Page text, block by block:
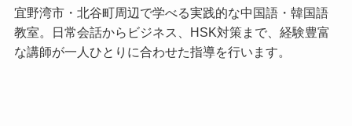
宜野湾市・北谷町周辺で学べる実践的な中国語・韓国語
教室。日常会話からビジネス、HSK対策まで、経験豊富
な講師が一人ひとりに合わせた指導を行います。